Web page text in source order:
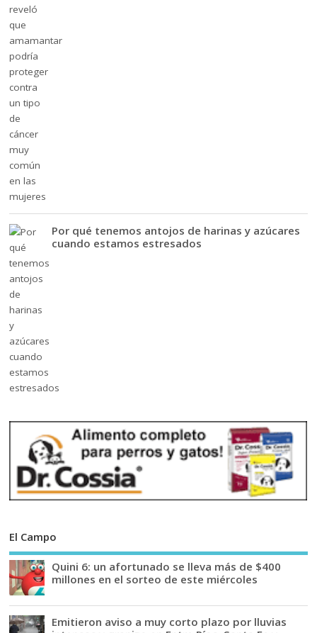
Por qué tenemos antojos de harinas y azúcares
cuando estamos estresados
El Campo
Quini 6: un afortunado se lleva más de $400
millones en el sorteo de este miércoles
Emitieron aviso a muy corto plazo por lluvias